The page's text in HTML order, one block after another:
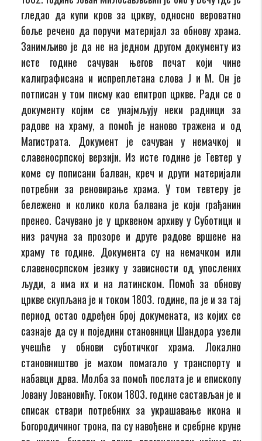
гледао да купи кров за цркву, односно вероватно
боље речено да поручи материјал за обнову храма.
Занимљиво је да не на једном другом документу из
исте године сачуван његов печат који чине
калиграфисана и испреплетана слова Ј и М. Он је
потписан у том писму као епитроп цркве. Ради се о
документу којим се унајмљују неки радници за
радове на храму, а помоћ је наново тражена и од
Магистрата. Документ је сачуван у немачкој и
славеносрпској верзији. Из исте године је Тевтер у
коме су пописани балван, креч и други материјали
потребни за реновирање храма. У том тевтеру је
бележено и колико кола балвана је који грађанин
пренео. Сачувано је у црквеном архиву у Суботици и
низ рачуна за прозоре и друге радове вршене на
храму те године. Документа су на немачком или
славеносрпском језику у зависности од упослених
људи, а има их и на латинском. Помоћ за обнову
цркве скупљана је и током 1803. године, па је и за тај
период остао одређен број докумената, из којих се
сазнаје да су и поједини становници Шандора узели
учешће у обнови суботичког храма. Локално
становништво је махом помагало у транспорту и
набавци дрва. Молба за помоћ послата је и епископу
Јовану Јовановићу. Током 1803. године састављан је и
списак ствари потребних за украшавање икона и
Богородичиног трона, па су навођене и сребрне круне